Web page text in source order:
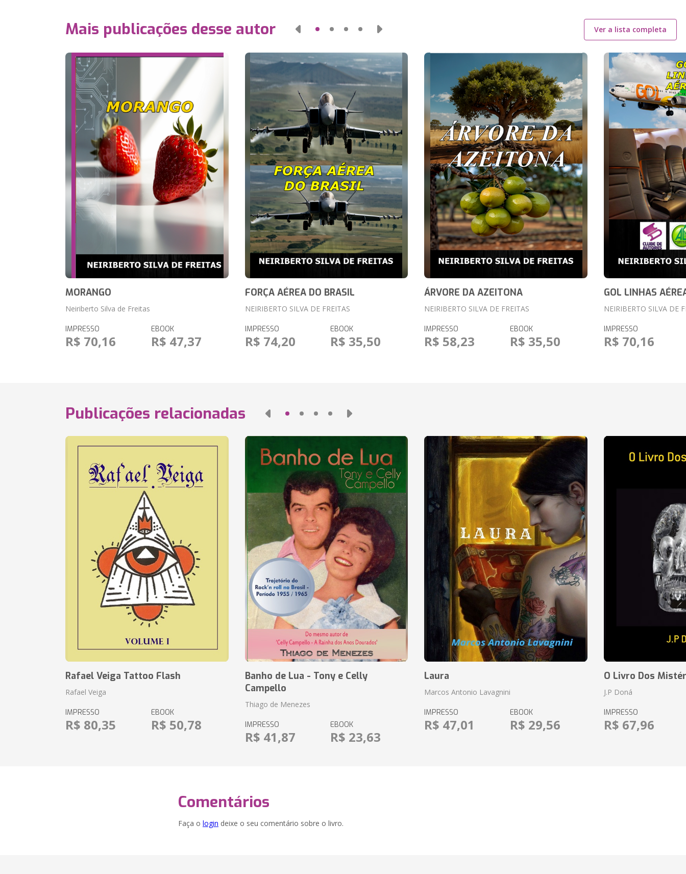
Mais publicações desse autor Ver a lista completa
MORANGO
Neiriberto Silva de Freitas
IMPRESSO
R$ 70,16
EBOOK
R$ 47,37
FORÇA AÉREA DO BRASIL
NEIRIBERTO SILVA DE FREITAS
IMPRESSO
R$ 74,20
EBOOK
R$ 35,50
ÁRVORE DA AZEITONA
NEIRIBERTO SILVA DE FREITAS
IMPRESSO
R$ 58,23
EBOOK
R$ 35,50
GOL LINHAS
NEIRIBERTO SILVA DE
IMPRESSO
R$ 70,16
Publicações relacionadas
Rafael Veiga Tattoo Flash
Rafael Veiga
IMPRESSO
R$ 80,35
EBOOK
R$ 50,78
Banho de Lua - Tony e Celly
Campello
Thiago de Menezes
IMPRESSO
R$ 41,87
EBOOK
R$ 23,63
Laura
Marcos Antonio Lavagnini
IMPRESSO
R$ 47,01
EBOOK
R$ 29,56
O Livro Dos
J.P Doná
IMPRESSO
R$ 67,96
Comentários
Faça o login deixe o seu comentário sobre o livro.